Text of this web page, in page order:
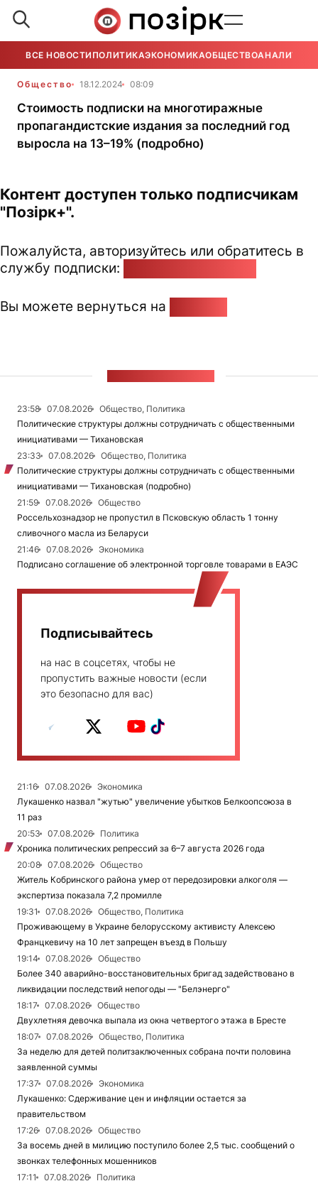
ВСЕ НОВОСТИ ПОЛИТИКАЭКОНОМИКАОБЩЕСТВОАНАЛИТИКА
Общество 18.12.2024 08:09
Стоимость подписки на многотиражные
пропагандистские издания за последний год
выросла на 13–19% (подробно)
Контент доступен только подписчикам
"Позірк+".
Пожалуйста, авторизуйтесь или обратитесь в
службу подписки:
Вы можете вернуться на
23:58 07.08.2026
Общество, Политика
Политические структуры должны сотрудничать с общественными
инициативами — Тихановская
23:33
07.08.2026
Общество, Политика
Политические структуры должны сотрудничать с общественными
инициативами — Тихановская (подробно)
21:59
07.08.2026
Общество
Россельхознадзор не пропустил в Псковскую область 1 тонну
сливочного масла из Беларуси
21:46
07.08.2026
Экономика
Подписано соглашение об электронной торговле товарами в ЕАЭС
Подписывайтесь
на нас в соцсетях, чтобы не
пропустить важные новости (если
это безопасно для вас)
21:16 07.08.2026
Экономика
Лукашенко назвал "жутью" увеличение убытков Белкоопсоюза в
11 раз
20:53
07.08.2026
Политика
Хроника политических репрессий за 6–7 августа 2026 года
20:08
07.08.2026
Общество
Житель Кобринского района умер от передозировки алкоголя —
экспертиза показала 7,2 промилле
19:31
07.08.2026
Общество, Политика
Проживающему в Украине белорусскому активисту Алексею
Францкевичу на 10 лет запрещен въезд в Польшу
19:14
07.08.2026
Общество
Более 340 аварийно-восстановительных бригад задействовано в
ликвидации последствий непогоды — "Белэнерго"
18:17
07.08.2026
Общество
Двухлетняя девочка выпала из окна четвертого этажа в Бресте
18:07
07.08.2026
Общество, Политика
За неделю для детей политзаключенных собрана почти половина
заявленной суммы
17:37
07.08.2026
Экономика
Лукашенко: Сдерживание цен и инфляции остается за
правительством
17:26
07.08.2026
Общество
За восемь дней в милицию поступило более 2,5 тыс. сообщений о
звонках телефонных мошенников
17:11
07.08.2026
Политика